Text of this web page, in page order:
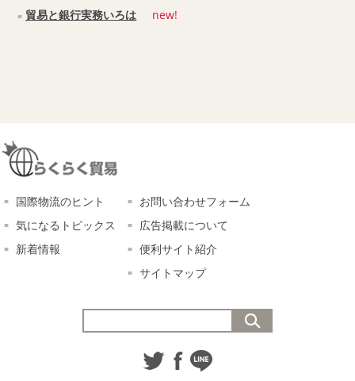
貿易と銀行実務いろは new!
国際物流のヒント
気になるトピックス
新着情報
お問い合わせフォーム
広告掲載について
便利サイト紹介
サイトマップ